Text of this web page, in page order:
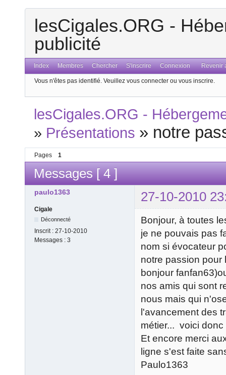
lesCigales.ORG -
publicité
Index Membres Chercher S'inscrire Connexion Revenir
Vous n'êtes pas identifié. Veuillez vous connecter ou vous inscrire.
lesCigales.ORG -
» Présentations » notre
Pages 1
Messages [ 4 ]
paulo1363 27-10-2010
Cigale
Déconnecté
Inscrit : 27-10-2010
Messages : 3
Bonjour, à toutes
je ne pouvais pas
nom si évocateur
notre passion pour
bonjour
nos amis qui sont
nous mais qui
l'avancement des
métier... voici
Et encore merci
ligne s'est faite
Paulo1363